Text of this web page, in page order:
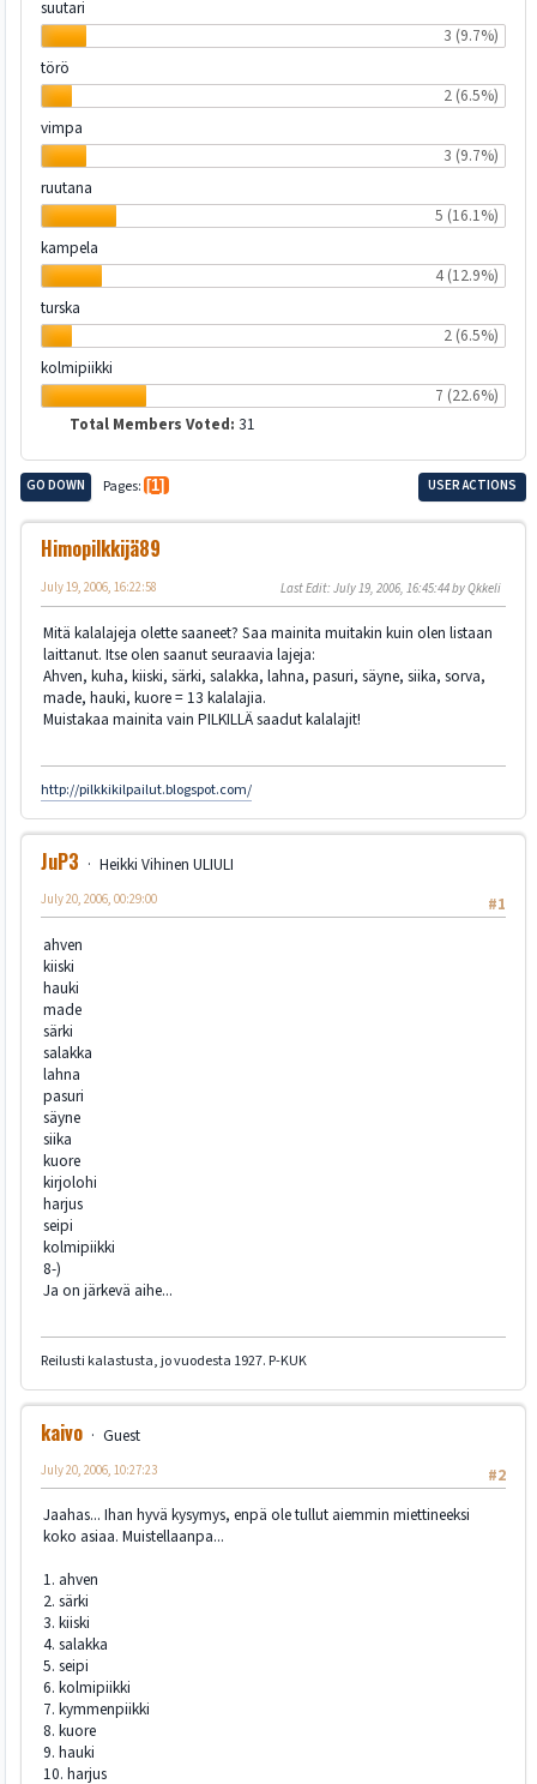
suutari
3 (9.7%)
törö
2 (6.5%)
vimpa
3 (9.7%)
ruutana
5 (16.1%)
kampela
4 (12.9%)
turska
2 (6.5%)
kolmipiikki
7 (22.6%)
Total Members Voted: 31
GO DOWN Pages 1 USER ACTIONS
Himopilkkijä89
July 19, 2006, 16:22:58 Last Edit: July 19, 2006, 16:45:44 by Qkkeli
Mitä kalalajeja olette saaneet? Saa mainita muitakin kuin olen listaan
laittanut. Itse olen saanut seuraavia lajeja:
Ahven, kuha, kiiski, särki, salakka, lahna, pasuri, säyne, siika, sorva,
made, hauki, kuore = 13 kalalajia.
Muistakaa mainita vain PILKILLÄ saadut kalalajit!
http://pilkkikilpailut.blogspot.com/
JuP3
Heikki Vihinen ULIULI
#1
July 20, 2006, 00:29:00
ahven
kiiski
hauki
made
särki
salakka
lahna
pasuri
säyne
siika
kuore
kirjolohi
harjus
seipi
kolmipiikki
8-)
Ja on järkevä aihe...
Reilusti kalastusta, jo vuodesta 1927. P-KUK
kaivo
Guest
#2
July 20, 2006, 10:27:23
Jaahas... Ihan hyvä kysymys, enpä ole tullut aiemmin miettineeksi
koko asiaa. Muistellaanpa...
1. ahven
2. särki
3. kiiski
4. salakka
5. seipi
6. kolmipiikki
7. kymmenpiikki
8. kuore
9. hauki
10. harjus